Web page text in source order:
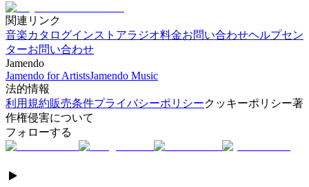
関連リンク
音楽カタログインストアラジオ料金お問い合わせヘルプセン
ターお問い合わせ
Jamendo
Jamendo for ArtistsJamendo Music
法的情報
利用規約販売条件プライバシーポリシークッキーポリシー著
作権侵害について
フォローする